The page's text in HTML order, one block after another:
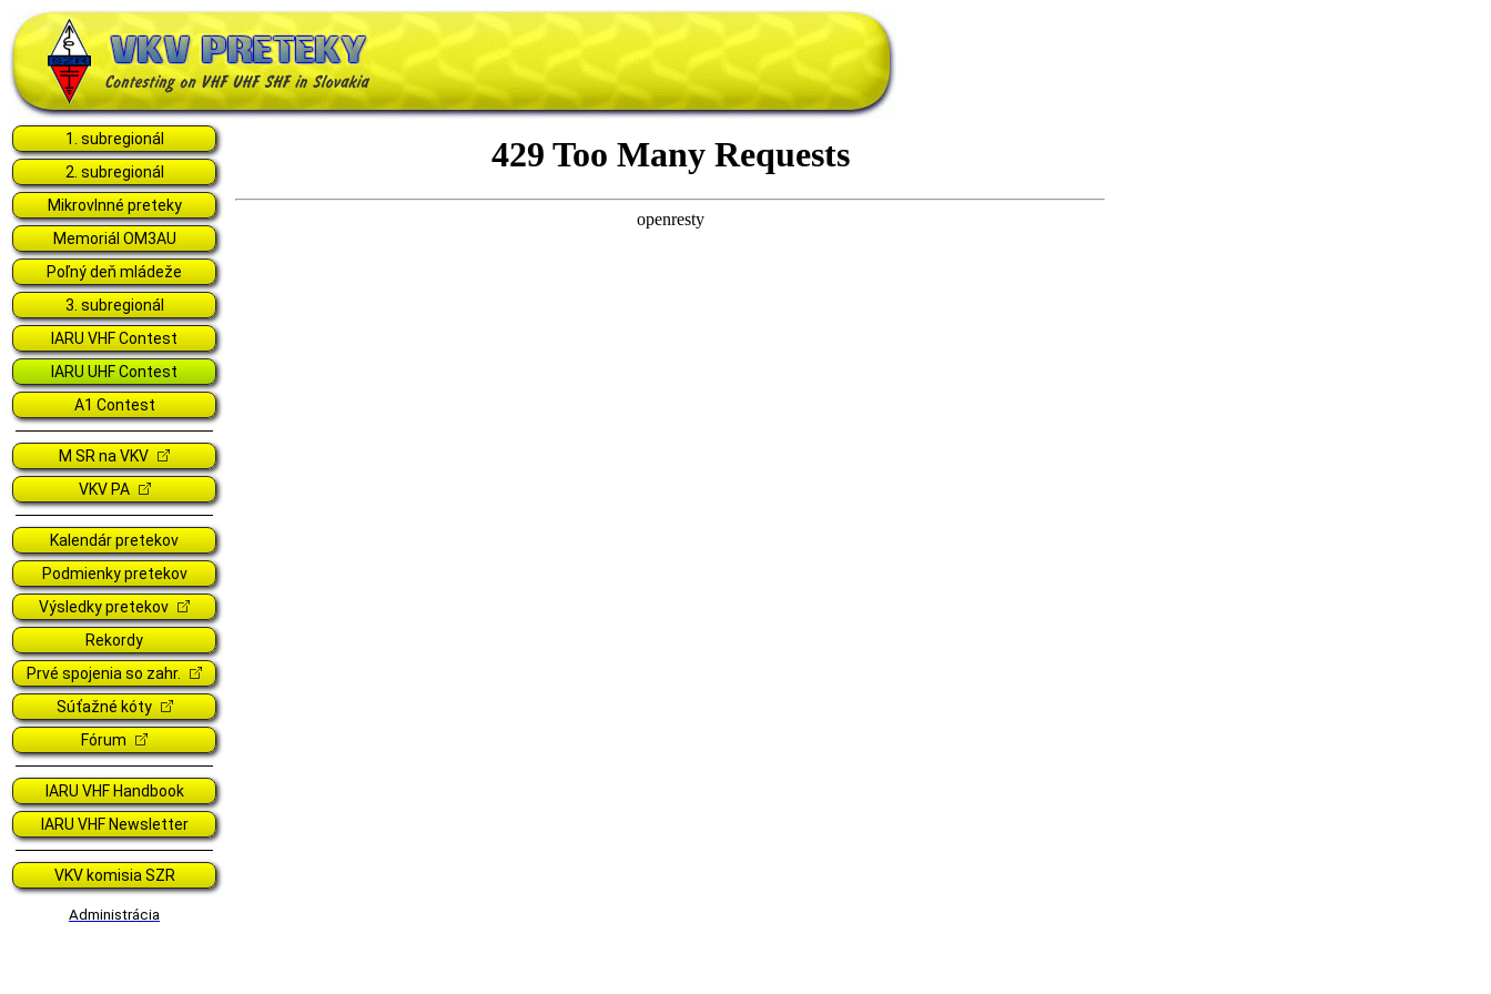
1. subregionál
2. subregionál
Mikrovlnné preteky
Memoriál OM3AU
Poľný deň mládeže
3. subregionál
IARU VHF Contest
IARU UHF Contest
A1 Contest
M SR na VKV
VKV PA
Kalendár pretekov
Podmienky pretekov
Výsledky pretekov
Rekordy
Prvé spojenia so zahr.
Súťažné kóty
Fórum
IARU VHF Handbook
IARU VHF Newsletter
VKV komisia SZR
Administrácia